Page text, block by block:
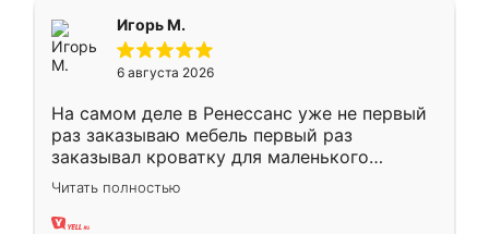
Игорь М.
6 августа 2026
На самом деле в Ренессанс уже не первый
раз заказываю мебель первый раз
заказывал кроватку для маленького
ребёнка при его рождении ,во второй раз
заказал шкаф-купе. По качеству очень
хорошее сборка достаточно быстрая,
Читать полностью